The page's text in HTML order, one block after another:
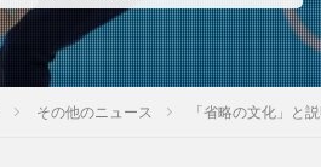
その他のニュース 「省略の文化」と